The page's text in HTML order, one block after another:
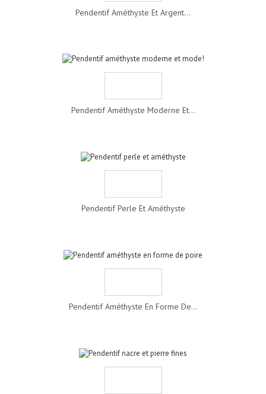
Pendentif Améthyste Et Argent...
Pendentif Améthyste Moderne Et...
Pendentif Perle Et Améthyste
Pendentif Améthyste En Forme De...